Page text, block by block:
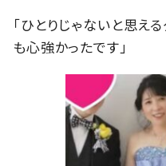
「ひとりじゃないと思え
も心強かったです」